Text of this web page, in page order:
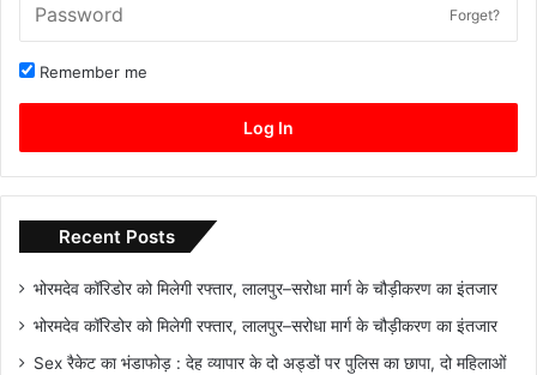
Forget?
Remember me
Log In
Recent Posts
भोरमदेव कॉरिडोर को मिलेगी रफ्तार, लालपुर–सरोधा मार्ग के चौड़ीकरण का इंतजार
भोरमदेव कॉरिडोर को मिलेगी रफ्तार, लालपुर–सरोधा मार्ग के चौड़ीकरण का इंतजार
Sex रैकेट का भंडाफोड़ : देह व्यापार के दो अड्डों पर पुलिस का छापा, दो महिलाओं